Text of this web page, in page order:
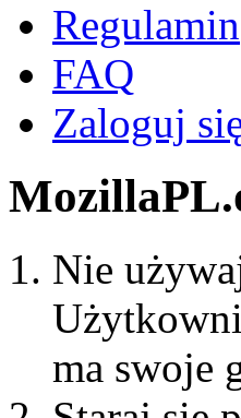
Regulamin
FAQ
Zaloguj
Nie
ma swoje